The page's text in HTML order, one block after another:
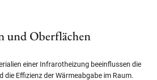
und Oberflächen
einer Infrarotheizung beeinflussen die
die Effizienz der Wärmeabgabe im Raum.